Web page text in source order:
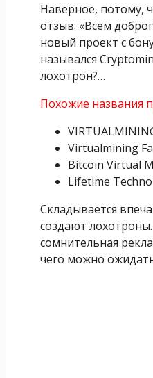
Наверное, потому,
отзыв: «Всем
новый проект с
назывался
лохотрон?…
Похожие названия
Virtualmining
Bitcoin Virtual
Lifetime
Складывается
создают
сомнительная
чего можно